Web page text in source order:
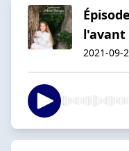
l'avant
2021-09-